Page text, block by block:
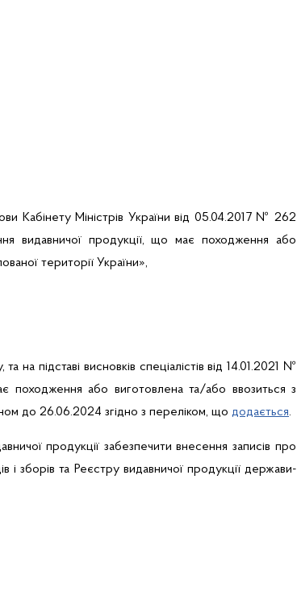
Кабінету Міністрів України від 05.04.2017 № 262
видавничої продукції, що має походження або
території України»,
підставі висновків спеціалістів від 14.01.2021
№
або виготовлена та/або ввозиться з
до 26.06.2024 згідно з переліком, що додається.
продукціїзабезпечити внесення записів про
і зборів та Реєстру видавничої продукції держави-